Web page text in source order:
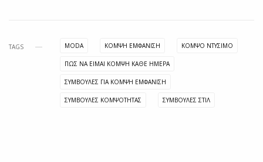
TAGS MODA ΚΟΜΨΉ ΕΜΦΆΝΙΣΗ ΚΟΜΨΌ ΝΤΎΣΙΜΟ
ΠΩΣ ΝΑ ΕΙΜΑΙ ΚΟΜΨΗ ΚΑΘΕ ΗΜΕΡΑ
ΣΥΜΒΟΥΛΕΣ ΓΙΑ ΚΟΜΨΗ ΕΜΦΑΝΙΣΗ
ΣΥΜΒΟΥΛΈΣ ΚΟΜΨΌΤΗΤΑΣ ΣΥΜΒΟΥΛΕΣ ΣΤΙΛ